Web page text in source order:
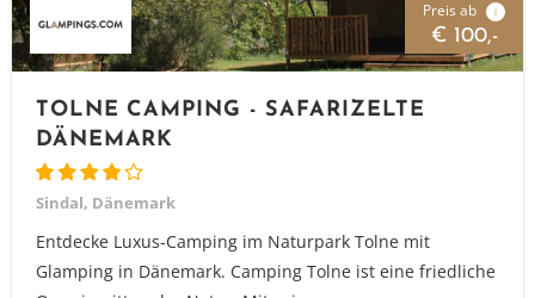
Preis ab i
€ 100,-
TOLNE CAMPING - SAFARIZELTE
DÄNEMARK
Sindal, Dänemark
Entdecke Luxus-Camping im Naturpark Tolne mit
Glamping in Dänemark. Camping Tolne ist eine friedliche